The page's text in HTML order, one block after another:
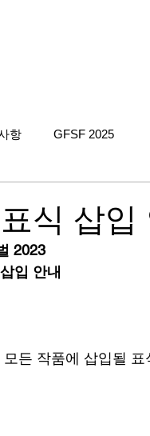
항 GFSF 2025
식 삽입
2023
입 안내
든 작품에 삽입될